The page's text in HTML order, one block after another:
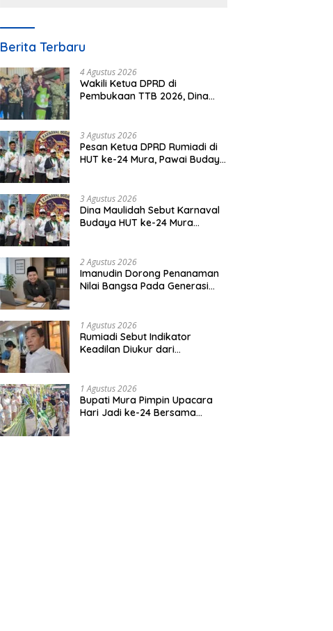
Berita Terbaru
4 Agustus 2026
Wakili Ketua DPRD di
Pembukaan TTB 2026, Dina
3 Agustus 2026
Pesan Ketua DPRD Rumiadi di
HUT ke-24 Mura, Pawai Budaya
3 Agustus 2026
Dina Maulidah Sebut Karnaval
Budaya HUT ke-24 Mura
2 Agustus 2026
Imanudin Dorong Penanaman
Nilai Bangsa Pada Generasi
1 Agustus 2026
Rumiadi Sebut Indikator
Keadilan Diukur dari
1 Agustus 2026
Bupati Mura Pimpin Upacara
Hari Jadi ke-24 Bersama